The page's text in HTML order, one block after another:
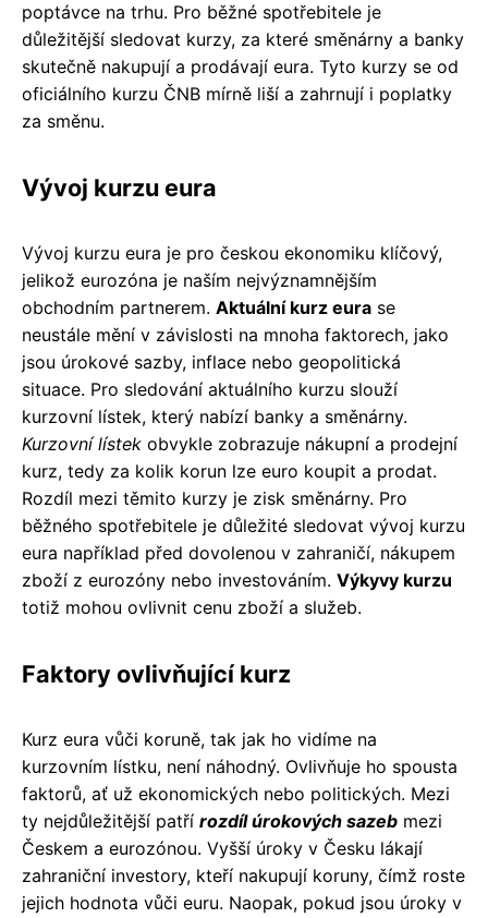
poptávce na trhu. Pro běžné spotřebitele je
důležitější sledovat kurzy, za které směnárny a banky
skutečně nakupují a prodávají eura. Tyto kurzy se od
oficiálního kurzu ČNB mírně liší a zahrnují i poplatky
za směnu.
Vývoj kurzu eura
Vývoj kurzu eura je pro českou ekonomiku klíčový,
jelikož eurozóna je naším nejvýznamnějším
obchodním partnerem. Aktuální kurz eura se
neustále mění v závislosti na mnoha faktorech, jako
jsou úrokové sazby, inflace nebo geopolitická
situace. Pro sledování aktuálního kurzu slouží
kurzovní lístek, který nabízí banky a směnárny.
Kurzovní lístek obvykle zobrazuje nákupní a prodejní
kurz, tedy za kolik korun lze euro koupit a prodat.
Rozdíl mezi těmito kurzy je zisk směnárny. Pro
běžného spotřebitele je důležité sledovat vývoj kurzu
eura například před dovolenou v zahraničí, nákupem
zboží z eurozóny nebo investováním. Výkyvy kurzu
totiž mohou ovlivnit cenu zboží a služeb.
Faktory ovlivňující kurz
Kurz eura vůči koruně, tak jak ho vidíme na
kurzovním lístku, není náhodný. Ovlivňuje ho spousta
faktorů, ať už ekonomických nebo politických. Mezi
ty nejdůležitější patří rozdíl úrokových sazeb mezi
Českem a eurozónou. Vyšší úroky v Česku lákají
zahraniční investory, kteří nakupují koruny, čímž roste
jejich hodnota vůči euru. Naopak, pokud jsou úroky v